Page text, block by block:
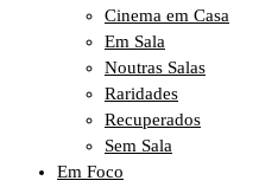
Cinema em Casa
Em Sala
Noutras Salas
Raridades
Recuperados
Sem Sala
Em Foco